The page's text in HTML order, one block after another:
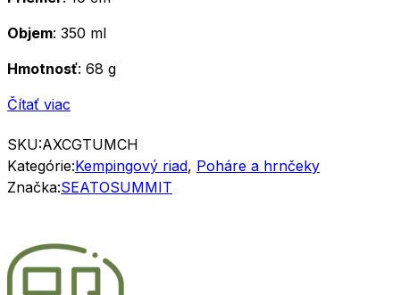
Objem: 350 ml
Hmotnosť: 68 g
Čítať viac
SKU:AXCGTUMCH
Kategórie:Kempingový riad, Poháre a hrnčeky
Značka:SEATOSUMMIT